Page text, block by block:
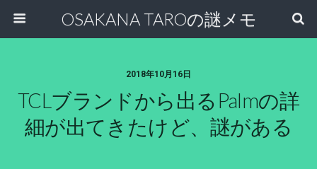
OSAKANA TAROの謎メモ
2018年10月16日
TCLブランドから出るPalmの詳
細が出てきたけど、謎がある